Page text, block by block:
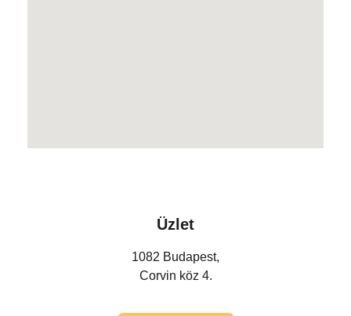
Üzlet
1082 Budapest,
Corvin köz 4.